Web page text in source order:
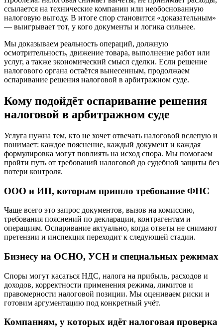
ссылается на технические компании или необоснованную
налоговую выгоду. В итоге спор становится «доказательным»
— выигрывает тот, у кого документы и логика сильнее.
Мы доказываем реальность операций, должную
осмотрительность, движение товара, выполнение работ или
услуг, а также экономический смысл сделки. Если решение
налогового органа остаётся вынесенным, продолжаем
оспаривание решения налоговой в арбитражном суде.
Кому подойдёт оспаривание решения
налоговой в арбитражном суде
Услуга нужна тем, кто не хочет отвечать налоговой вслепую и
понимает: каждое пояснение, каждый документ и каждая
формулировка могут повлиять на исход спора. Мы помогаем
пройти путь от требований налоговой до судебной защиты без
потери контроля.
ООО и ИП, которым пришло требование ФНС
Чаще всего это запрос документов, вызов на комиссию,
требования пояснений по декларации, контрагентам и
операциям. Оспаривание актуально, когда ответы не снимают
претензии и инспекция переходит к следующей стадии.
Бизнесу на ОСНО, УСН и специальных режимах
Споры могут касаться НДС, налога на прибыль, расходов и
доходов, корректности применения режима, лимитов и
правомерности налоговой позиции. Мы оцениваем риски и
готовим аргументацию под конкретный учёт.
Компаниям, у которых идёт налоговая проверка